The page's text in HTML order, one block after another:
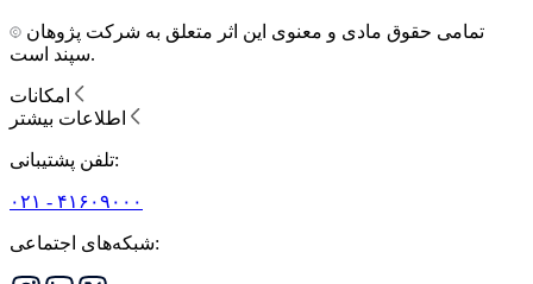
سپند است.
تلفن پشتیبانی:
۰۲۱ - ۴۱۶۰۹۰۰۰
شبکه‌های اجتماعی: